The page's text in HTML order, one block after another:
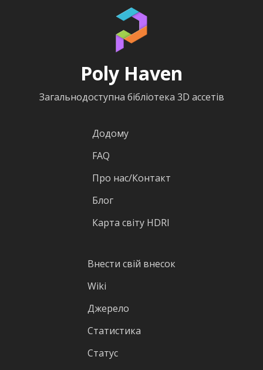
Poly Haven
Загальнодоступна бібліотека 3D ассетів
Додому
FAQ
Про нас/Контакт
Блог
Карта світу HDRI
Внести свій внесок
Wiki
Джерело
Статистика
Статус